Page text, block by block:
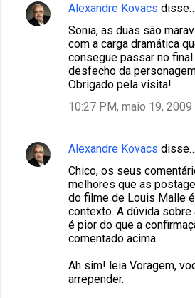
Alexandre Kovacs disse…
Sonia, as duas são
com a carga dramática
consegue passar no
desfecho da
Obrigado pela visita!
10:27 PM, maio 19, 2009
Alexandre Kovacs disse…
Chico, os seus
melhores que as
do filme de Louis Malle
contexto. A dúvida
é pior do que a
comentado acima.
Ah sim! leia Voragem,
arrepender.